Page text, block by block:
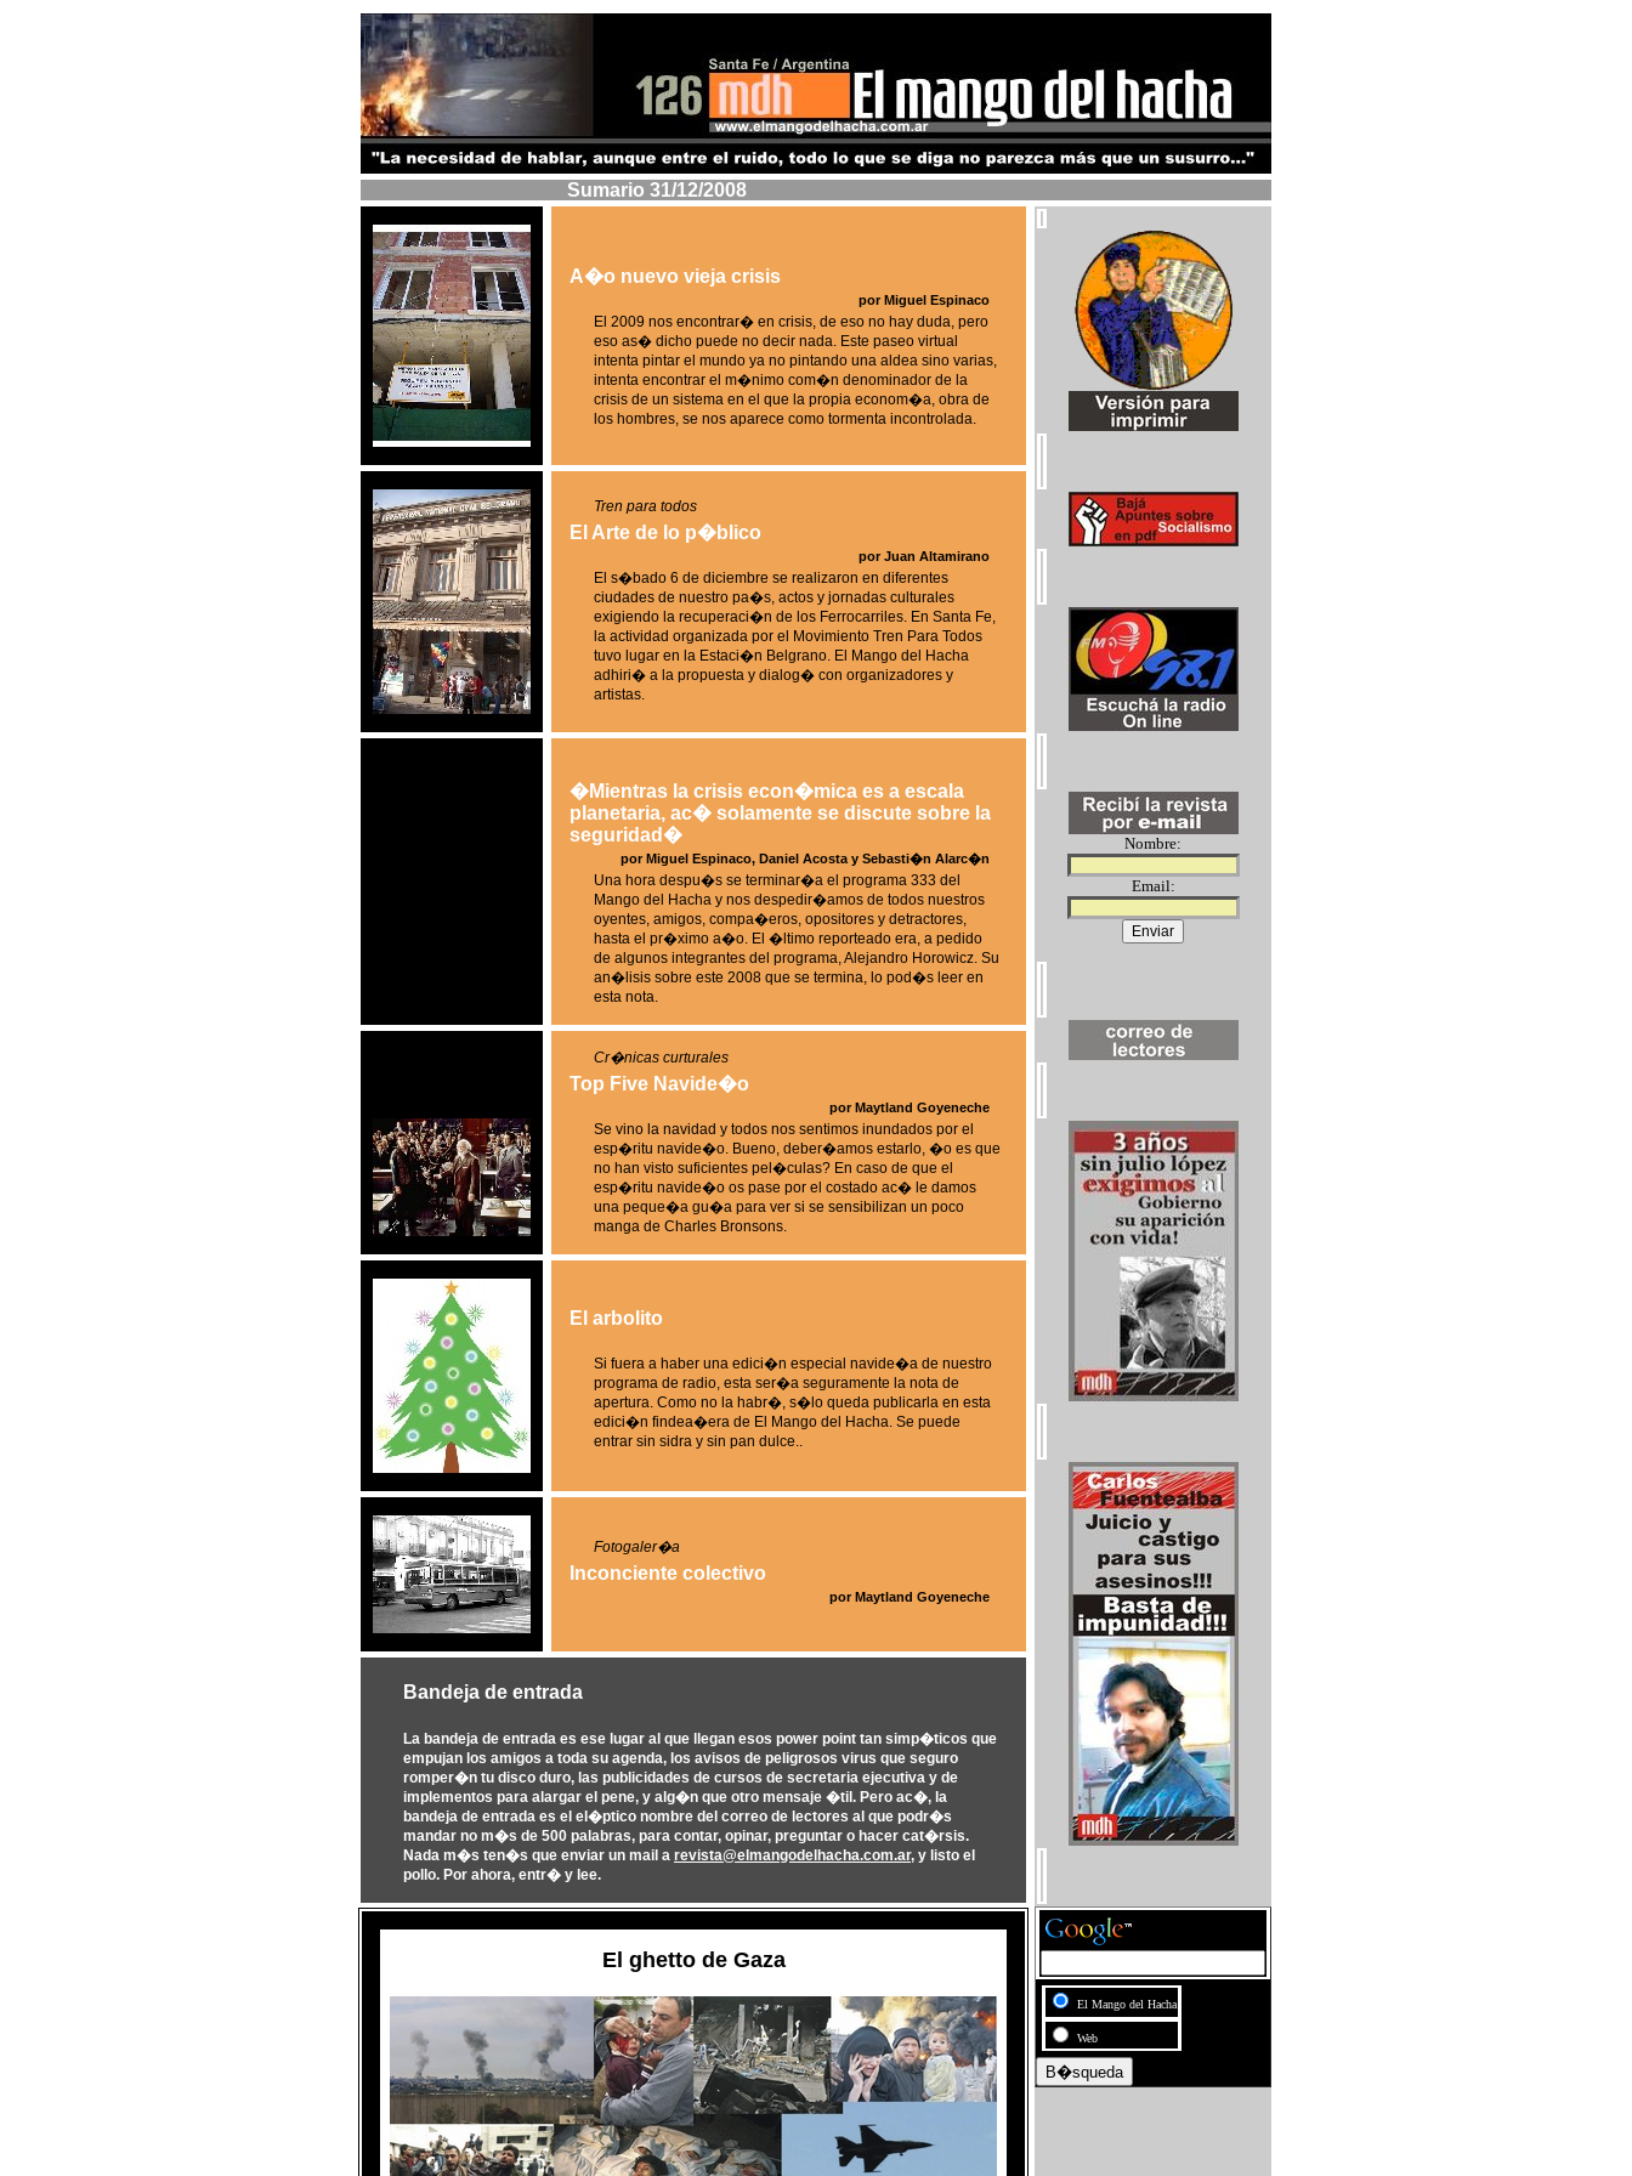
Sumario 31/12/2008
A�o nuevo vieja crisis
por Miguel Espinaco
El 2009 nos encontrar� en crisis, de eso no hay duda, pero
eso as� dicho puede no decir nada. Este paseo virtual
intenta pintar el mundo ya no pintando una aldea sino varias,
intenta encontrar el m�nimo com�n denominador de la
crisis de un sistema en el que la propia econom�a, obra de
los hombres, se nos aparece como tormenta incontrolada.
Nombre:
Email:
El Mango del Hacha
Web
Tren para todos
El Arte de lo p�blico
por Juan Altamirano
El s�bado 6 de diciembre se realizaron en diferentes
ciudades de nuestro pa�s, actos y jornadas culturales
exigiendo la recuperaci�n de los Ferrocarriles. En Santa Fe,
la actividad organizada por el Movimiento Tren Para Todos
tuvo lugar en la Estaci�n Belgrano. El Mango del Hacha
adhiri� a la propuesta y dialog� con organizadores y
artistas.
�Mientras la crisis econ�mica es a escala
planetaria, ac� solamente se discute sobre la
seguridad�
por Miguel Espinaco, Daniel Acosta y Sebasti�n Alarc�n
Una hora despu�s se terminar�a el programa 333 del
Mango del Hacha y nos despedir�amos de todos nuestros
oyentes, amigos, compa�eros, opositores y detractores,
hasta el pr�ximo a�o. El �ltimo reporteado era, a pedido
de algunos integrantes del programa, Alejandro Horowicz. Su
an�lisis sobre este 2008 que se termina, lo pod�s leer en
esta nota.
Cr�nicas curturales
Top Five Navide�o
por Maytland Goyeneche
Se vino la navidad y todos nos sentimos inundados por el
esp�ritu navide�o. Bueno, deber�amos estarlo, �o es que
no han visto suficientes pel�culas? En caso de que el
esp�ritu navide�o os pase por el costado ac� le damos
una peque�a gu�a para ver si se sensibilizan un poco
manga de Charles Bronsons.
El arbolito
Si fuera a haber una edici�n especial navide�a de nuestro
programa de radio, esta ser�a seguramente la nota de
apertura. Como no la habr�, s�lo queda publicarla en esta
edici�n findea�era de El Mango del Hacha. Se puede
entrar sin sidra y sin pan dulce..
Fotogaler�a
Inconciente colectivo
por Maytland Goyeneche
Bandeja de entrada
La bandeja de entrada es ese lugar al que llegan esos power point tan simp�ticos que
empujan los amigos a toda su agenda, los avisos de peligrosos virus que seguro
romper�n tu disco duro, las publicidades de cursos de secretaria ejecutiva y de
implementos para alargar el pene, y alg�n que otro mensaje �til. Pero ac�, la
bandeja de entrada es el el�ptico nombre del correo de lectores al que podr�s
mandar no m�s de 500 palabras, para contar, opinar, preguntar o hacer cat�rsis.
Nada m�s ten�s que enviar un mail a revista@elmangodelhacha.com.ar, y listo el
pollo. Por ahora, entr� y lee.
El ghetto de Gaza